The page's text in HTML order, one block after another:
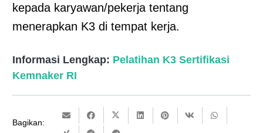
kepada karyawan/pekerja tentang
menerapkan K3 di tempat kerja.
Informasi Lengkap: Pelatihan K3 Sertifikasi
Kemnaker RI
Bagikan: